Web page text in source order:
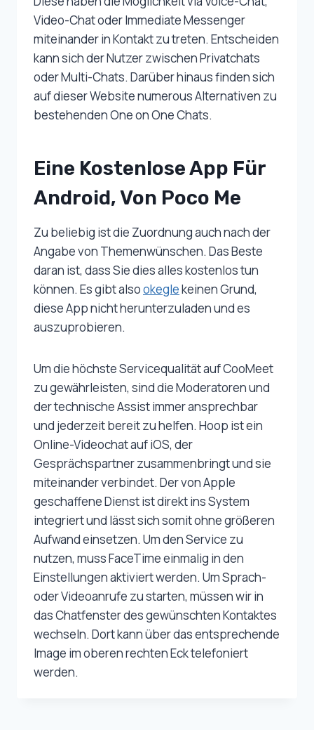
Video-Chat oder Immediate Messenger
miteinander in Kontakt zu treten. Entscheiden
kann sich der Nutzer zwischen Privatchats
oder Multi-Chats. Darüber hinaus finden sich
auf dieser Website numerous Alternativen zu
bestehenden One on One Chats.
Eine Kostenlose App Für
Android, Von Poco Me
Zu beliebig ist die Zuordnung auch nach der
Angabe von Themenwünschen. Das Beste
daran ist, dass Sie dies alles kostenlos tun
können. Es gibt alsookeglekeinen Grund,
diese App nicht herunterzuladen und es
auszuprobieren.
Um die höchste Servicequalität auf CooMeet
zu gewährleisten, sind die Moderatoren und
der technische Assist immer ansprechbar
und jederzeit bereit zu helfen. Hoop ist ein
Online-Videochat auf iOS, der
Gesprächspartner zusammenbringt und sie
miteinander verbindet. Der von Apple
geschaffene Dienst ist direkt ins System
integriert und lässt sich somit ohne größeren
Aufwand einsetzen. Um den Service zu
nutzen, muss FaceTime einmalig in den
Einstellungen aktiviert werden. Um Sprach-
oder Videoanrufe zu starten, müssen wir in
das Chatfenster des gewünschten Kontaktes
wechseln. Dort kann über das entsprechende
Image im oberen rechten Eck telefoniert
werden.